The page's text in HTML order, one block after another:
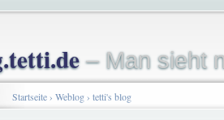
– Man sieht
Startseite› Weblog› tetti's blog